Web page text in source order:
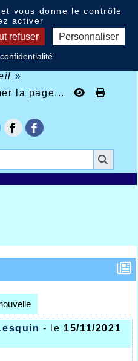
»
la page...
- le 15/11/2021
vous donne le contrôle
activer
refuser Personnaliser